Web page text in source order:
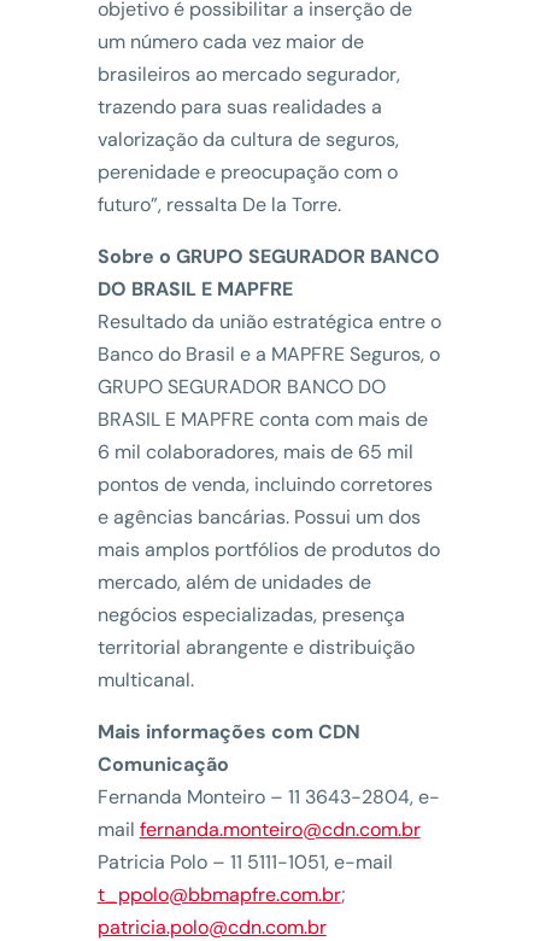
objetivo é possibilitar a inserção de
um número cada vez maior de
brasileiros ao mercado segurador,
trazendo para suas realidades a
valorização da cultura de seguros,
perenidade e preocupação com o
futuro”, ressalta De la Torre.
Sobre o GRUPO SEGURADOR BANCO
DO BRASIL E MAPFRE
Resultado da união estratégica entre o
Banco do Brasil e a MAPFRE Seguros, o
GRUPO SEGURADOR BANCO DO
BRASIL E MAPFRE conta com mais de
6 mil colaboradores, mais de 65 mil
pontos de venda, incluindo corretores
e agências bancárias. Possui um dos
mais amplos portfólios de produtos do
mercado, além de unidades de
negócios especializadas, presença
territorial abrangente e distribuição
multicanal.
Mais informações com CDN
Comunicação
Fernanda Monteiro – 11 3643-2804, e-
mail fernanda.monteiro@cdn.com.br
Patricia Polo – 11 5111-1051, e-mail
t_ppolo@bbmapfre.com.br;
patricia.polo@cdn.com.br